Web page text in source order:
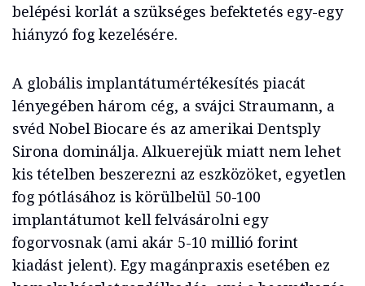
belépési korlát a szükséges befektetés egy-egy
hiányzó fog kezelésére.
A globális implantátumértékesítés piacát
lényegében három cég, a svájci Straumann, a
svéd Nobel Biocare és az amerikai Dentsply
Sirona dominálja. Alkuerejük miatt nem lehet
kis tételben beszerezni az eszközöket, egyetlen
fog pótlásához is körülbelül 50-100
implantátumot kell felvásárolni egy
fogorvosnak (ami akár 5-10 millió forint
kiadást jelent). Egy magánpraxis esetében ez